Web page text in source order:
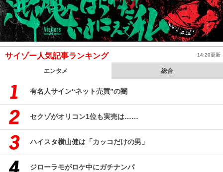
サイゾー人気記事ランキング 14:20更新
エンタメ 総合
有名人サイン“ネット売買”の闇
セクゾがオリコン1位も実売は……
ハイスタ横山健は「カッコだけの男」
ジローラモがロケ中にガチナンパ